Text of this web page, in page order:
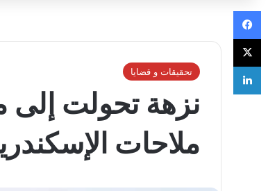
تحقيقات و قضايا
نزهة تحولت
ملاحات
Facebook
X
LinkedIn